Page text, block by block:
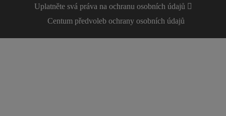
Uplatněte svá práva na ochranu osobních údajů
Centum předvoleb ochrany osobních údajů